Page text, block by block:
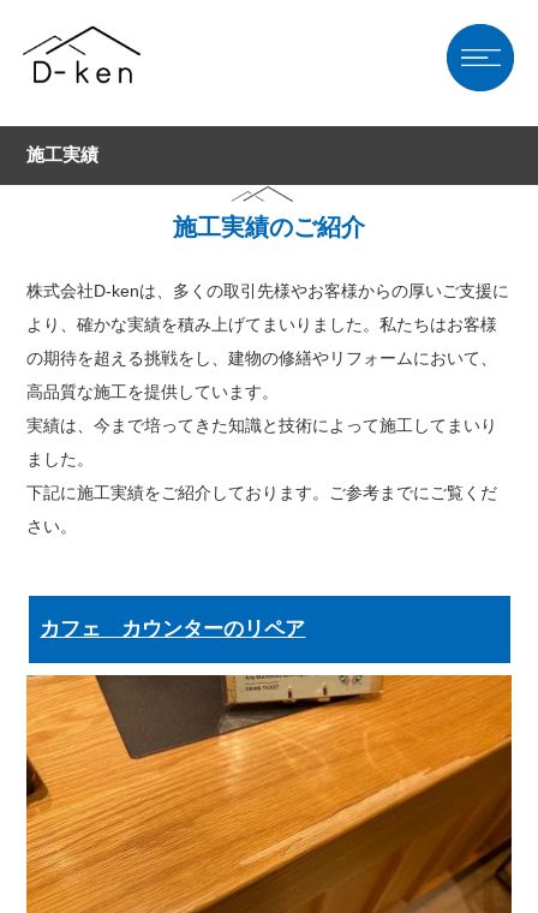
施工実績
施工実績のご紹介
株式会社D-kenは、多くの取引先様やお客様からの厚いご支援に
より、確かな実績を積み上げてまいりました。私たちはお客様
の期待を超える挑戦をし、建物の修繕やリフォームにおいて、
高品質な施工を提供しています。
実績は、今まで培ってきた知識と技術によって施工してまいり
ました。
下記に施工実績をご紹介しております。ご参考までにご覧くだ
さい。
カフェ カウンターのリペア